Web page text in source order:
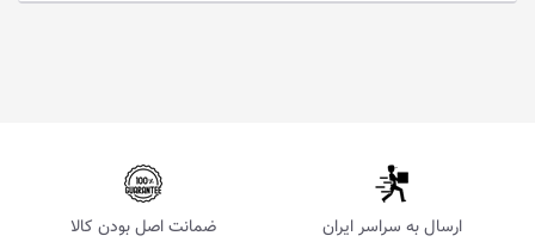
ارسال به سراسر ایران ضمانت اصل بودن کالا